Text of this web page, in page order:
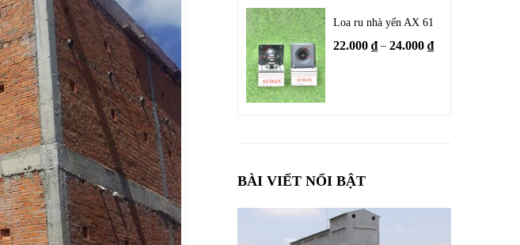
Loa ru nhà yến AX 61
22.000 ₫– 24.000 ₫
BÀI VIẾT NỔI BẬT